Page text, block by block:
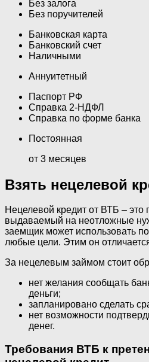
Без залога
Без поручителей
Банковская карта
Банковский счет
Наличными
Аннуитетный
Паспорт РФ
Справка 2-НДФЛ
Справка по форме банка
Постоянная
от 3 месяцев
Взять нецелевой
Нецелевой кредит от ВТБ – это
выдаваемый на неотложные
заемщик может использовать
любые цели. Этим он
За нецелевым займом стоит
нет желания сообщать
деньги;
запланировано сделать
нет возможности
денег.
Требования ВТБ к